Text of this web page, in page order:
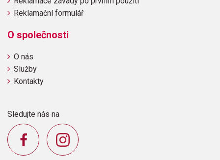
Reklamační formulář
O společnosti
O nás
Služby
Kontakty
Sledujte nás na